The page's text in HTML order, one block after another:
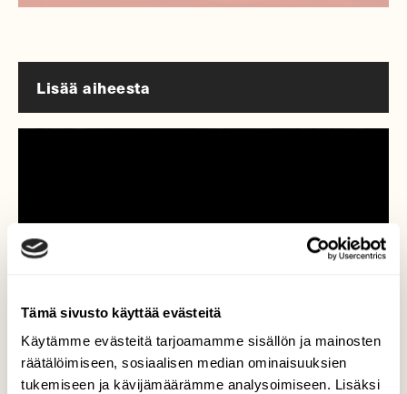
Tämä sivusto käyttää evästeitä
Käytämme evästeitä tarjoamamme sisällön ja mainosten
räätälöimiseen, sosiaalisen median ominaisuuksien
tukemiseen ja kävijämäärämme analysoimiseen. Lisäksi
Lisää aiheesta